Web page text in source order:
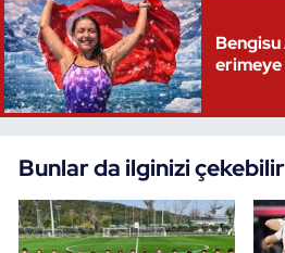
Bengisu
erimeye
Bunlar da ilginizi çekebilir